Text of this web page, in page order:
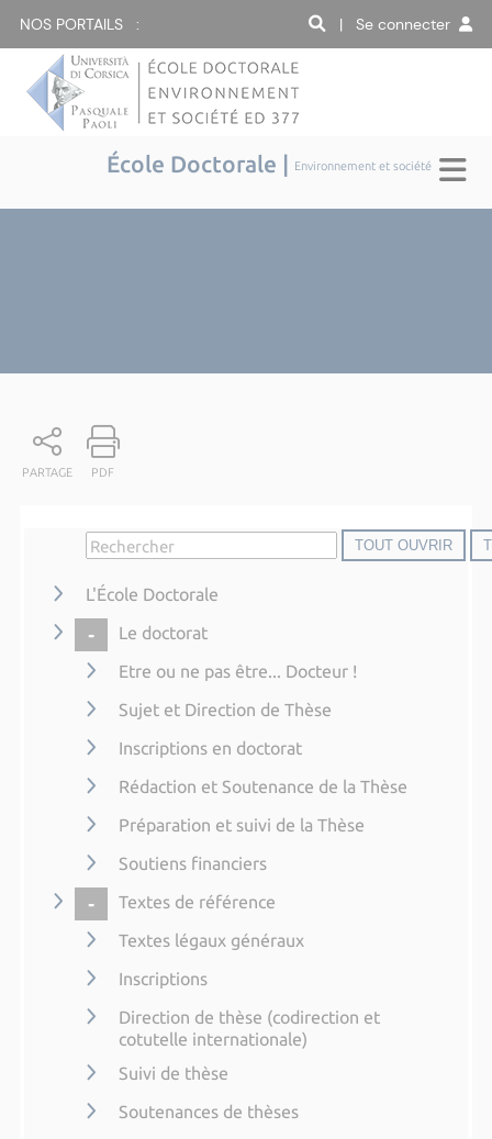
NOS PORTAILS : | Se connecter
École Doctorale | Environnement et société
PARTAGE PDF
TOUT OUVRIR
L'École Doctorale
COLLAPSE
Le doctorat
Etre ou ne pas être... Docteur !
Sujet et Direction de Thèse
Inscriptions en doctorat
Rédaction et Soutenance de la Thèse
Préparation et suivi de la Thèse
Soutiens financiers
COLLAPSE
Textes de référence
Textes légaux généraux
Inscriptions
Direction de thèse (codirection et
cotutelle internationale)
Suivi de thèse
Soutenances de thèses